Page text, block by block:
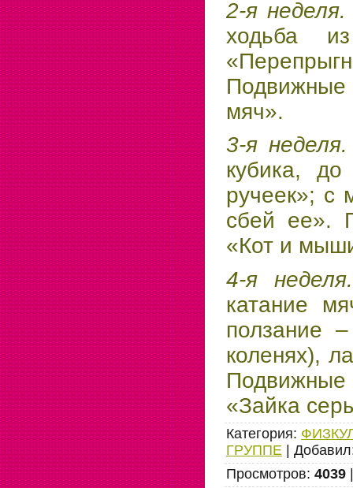
2-я
ходьба
Подвижные
мяч».
3-я
кубика,
ручеек»; с
сбей ее».
«Кот и
4-я
катание
ползание
коленях),
«Зайка
Категория:
ГРУППЕ | Добавил
Просмотров: 4039